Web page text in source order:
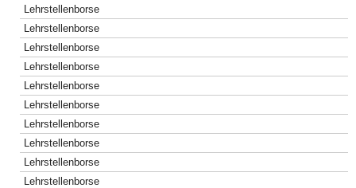
Lehrstellenborse
Lehrstellenborse
Lehrstellenborse
Lehrstellenborse
Lehrstellenborse
Lehrstellenborse
Lehrstellenborse
Lehrstellenborse
Lehrstellenborse
Lehrstellenborse